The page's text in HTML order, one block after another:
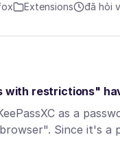
Extensions đã hỏi
with restrictions"
as a
Since it's